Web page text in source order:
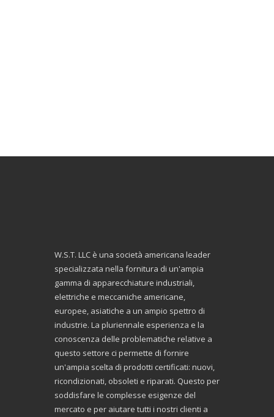
W.S.T. LLC è una società americana leader
specializzata nella fornitura di un'ampia
gamma di apparecchiature industriali,
elettriche e meccaniche americane,
europee, asiatiche a un ampio spettro di
industrie. La pluriennale esperienza e la
conoscenza delle problematiche relative a
questo settore ci permette di fornire
un'ampia scelta di prodotti certificati: nuovi,
ricondizionati, obsoleti e riparati. Questo per
soddisfare le complesse esigenze del
mercato e per aiutare tutti i nostri clienti a